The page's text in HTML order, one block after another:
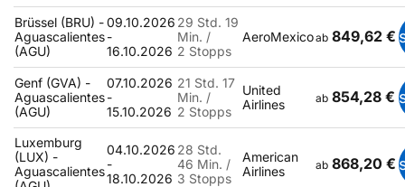
Brüssel (BRU) -
Aguascalientes
(AGU)
09.10.2026
-
16.10.2026
29 Std. 19
Min. /
2 Stopps
AeroMexicoab 849,62 €
Genf (GVA) -
Aguascalientes
(AGU)
07.10.2026
-
15.10.2026
21 Std. 17
Min. /
2 Stopps
United
Airlines
ab 854,28 €
Luxemburg
(LUX) -
Aguascalientes
04.10.2026
-
18.10.2026
28 Std.
46 Min. /
3 Stopps
American
Airlines
ab 868,20 €